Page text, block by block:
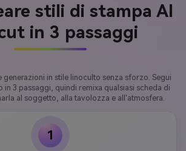
stili di stampa AI
in 3 passaggi
generazioni in stile linoculto senza sforzo. Segui
in 3 passaggi, quindi remixa qualsiasi scheda di
al soggetto, alla tavolozza e all'atmosfera.
1